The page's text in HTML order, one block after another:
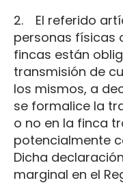
2. El referido
personas físicas
fincas están
transmisión de
los mismos, a
se formalice la
o no en la finca
potencialmente
Dicha
marginal en el